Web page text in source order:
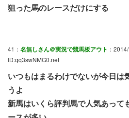
狙った馬のレースだけにする
41： 名無しさん＠実況で競馬板アウト ：
ID:qq3swNMG0.net
いつもはまるわけでないが今日は
うよ
新馬はいくら評判馬で人気あって